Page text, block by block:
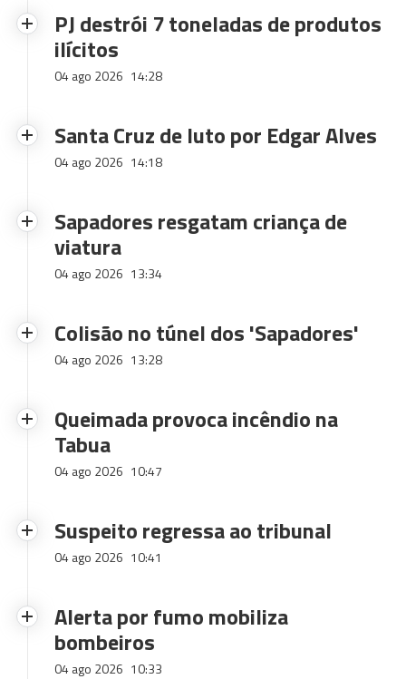
PJ destrói 7 toneladas de produtos
ilícitos
04 ago 2026 14:28
Santa Cruz de luto por Edgar Alves
04 ago 2026 14:18
Sapadores resgatam criança de
viatura
04 ago 2026 13:34
Colisão no túnel dos 'Sapadores'
04 ago 2026 13:28
Queimada provoca incêndio na
Tabua
04 ago 2026 10:47
Suspeito regressa ao tribunal
04 ago 2026 10:41
Alerta por fumo mobiliza
bombeiros
04 ago 2026 10:33